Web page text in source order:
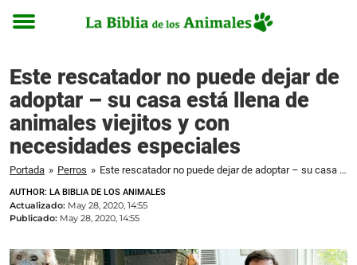
Toggle
Este rescatador no puede dejar de
adoptar – su casa está llena de
animales viejitos y con
necesidades especiales
Portada » Perros » Este rescatador no puede dejar de adoptar – su casa está llena de animales viejitos y con necesidades especiales
AUTHOR: LA BIBLIA DE LOS ANIMALES
Actualizado: May 28, 2020, 14:55
Publicado: May 28, 2020, 14:55